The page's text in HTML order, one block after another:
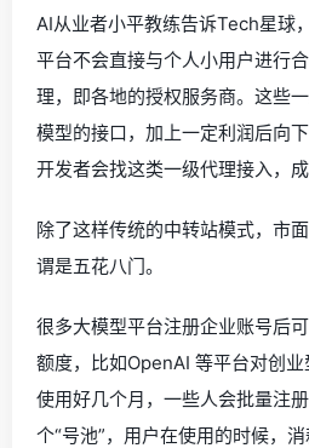
AI从业者小平教练告诉Tech星球
平台不会直接与个人小用户进行
理，即各地的授权服务商。这些
模型的接口，加上一定利润后向
开发者会找这类一级代理接入，成
除了这样传统的中转站模式，市
谓是五花八门。
很多大模型平台注册企业账号后
额度，比如OpenAI 等平台对创
使用好几个月，一些人会批量注
个“号池”，用户在使用的时候，